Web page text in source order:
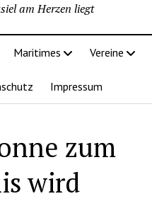
am Herzen liegt
Maritimes Vereine
Impressum
zum
wird